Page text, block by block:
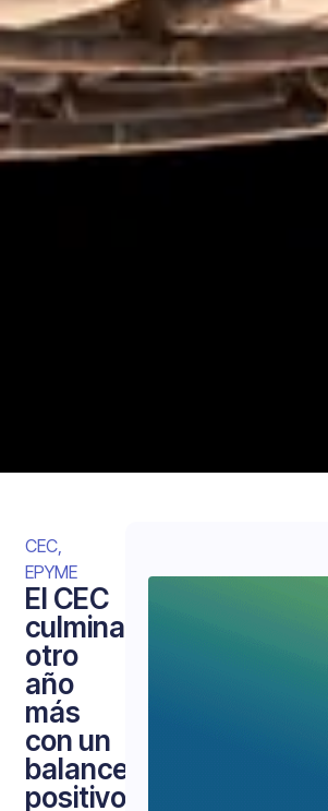
CEC
EPYME
El CEC
culmina
otro
año
más
con un
balance
positivo